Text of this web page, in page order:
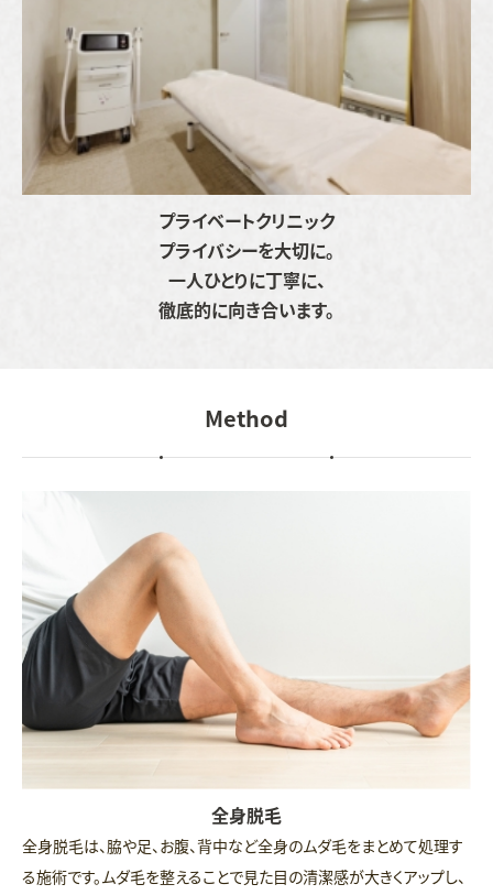
プライベートクリニック
プライバシーを大切に。
一人ひとりに丁寧に、
徹底的に向き合います。
Method
全身脱毛
全身脱毛は、脇や足、お腹、背中など全身のムダ毛をまとめて処理す
る施術です。ムダ毛を整えることで見た目の清潔感が大きくアップし、